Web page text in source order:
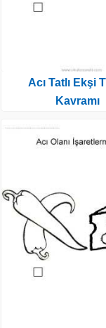
Acı Tatlı Ekşi
Kavramı